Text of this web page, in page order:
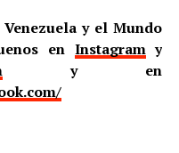
y el Mundo
en Instagramy
y en